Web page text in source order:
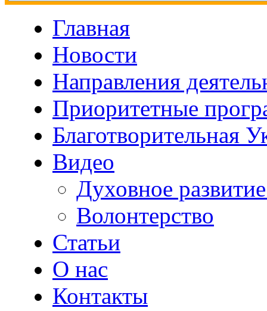
Главная
Новости
Направления
Приоритетные
Благотворительная
Видео
Духовное
Волонтерство
Статьи
О нас
Контакты